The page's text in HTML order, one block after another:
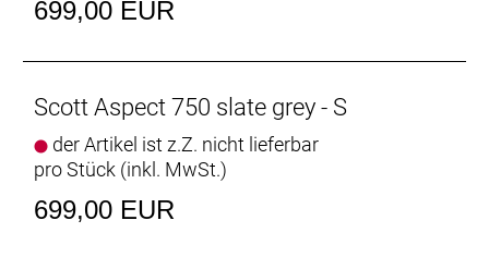
699,00 EUR
Scott Aspect 750 slate grey - S
der Artikel ist z.Z. nicht lieferbar
pro Stück (inkl. MwSt.)
699,00 EUR